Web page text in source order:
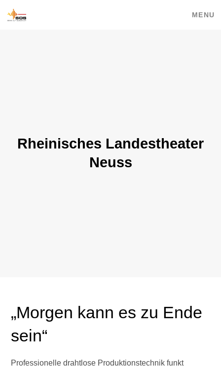
MENU
Rheinisches Landestheater
Neuss
„Morgen kann es zu Ende
sein“
Professionelle drahtlose Produktionstechnik funkt